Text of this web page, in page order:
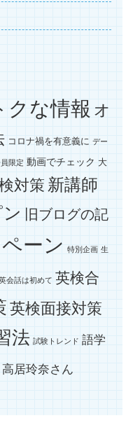
クな情報 オ
コロナ禍を有意義に デー
限定 動画でチェック 大
対策 新講師
旧ブログの記
ーン 特別企画 生
会話は初めて 英検合
英検面接対策
法 試験トレンド 語学
高居玲奈さん